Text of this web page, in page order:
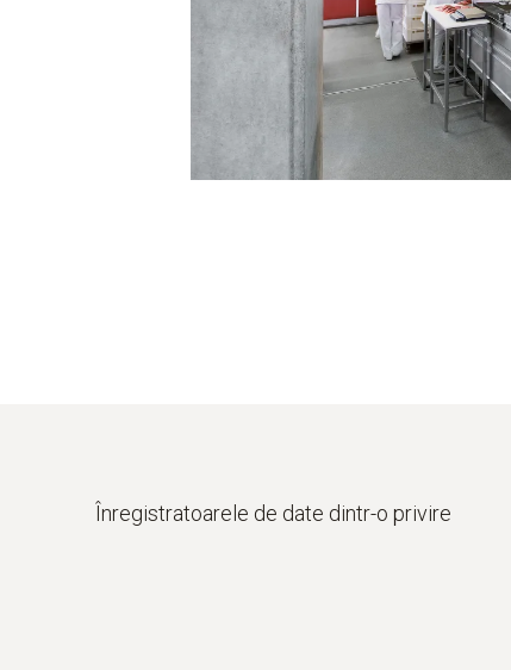
Înregistratoarele de date dintr-o privire